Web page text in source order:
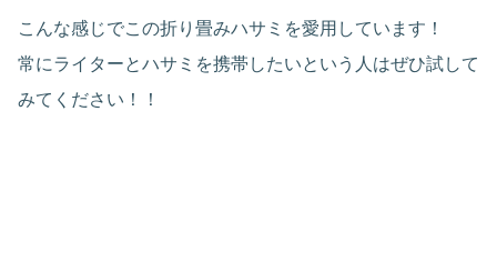
こんな感じでこの折り畳みハサミを愛用しています！
常にライターとハサミを携帯したいという人はぜひ試して
みてください！！